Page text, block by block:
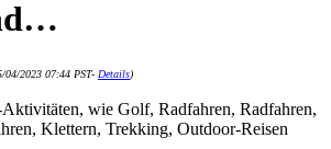
2023 07:44 PST- Details)
wie Golf, Radfahren, Radfahren,
Klettern, Trekking, Outdoor-Reisen